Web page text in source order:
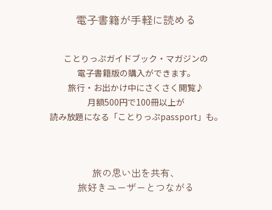
電子書籍が手軽に読める
ことりっぷガイドブック・マガジンの
電子書籍版の購入ができます。
旅行・お出かけ中にさくさく閲覧♪
月額500円で100冊以上が
読み放題になる「ことりっぷpassport」も。
旅の思い出を共有、
旅好きユーザーとつながる